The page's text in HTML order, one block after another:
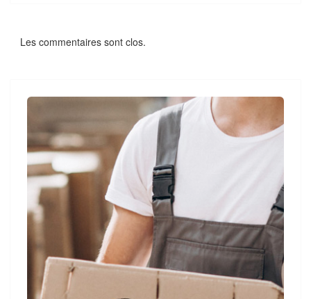
Les commentaires sont clos.